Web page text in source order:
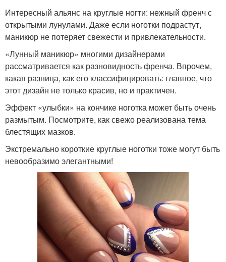
Интересный альянс на круглые ногти: нежный френч с
открытыми лунулами. Даже если ноготки подрастут,
маникюр не потеряет свежести и привлекательности.
«Лунный маникюр» многими дизайнерами
рассматривается как разновидность френча. Впрочем,
какая разница, как его классифицировать: главное, что
этот дизайн не только красив, но и практичен.
Эффект «улыбки» на кончике ноготка может быть очень
размытым. Посмотрите, как свежо реализована тема
блестящих мазков.
Экстремально короткие круглые ноготки тоже могут быть
невообразимо элегантными!